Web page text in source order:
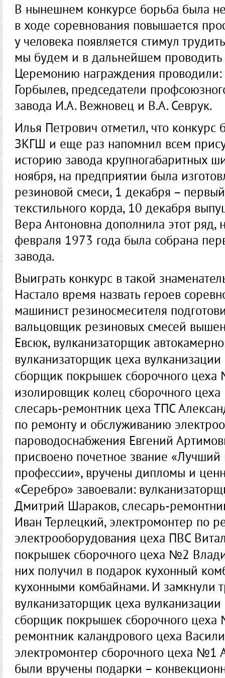
В нынешнем конкурсе борьба была
в ходе соревнования повышается
у человека появляется стимул
мы будем и в дальнейшем проводить
Церемонию награждения
Горбылев, председатели
завода И.А. Вежновец и В.А. Севрук.
Илья Петрович отметил, что
ЗКГШ и еще раз напомнил всем
историю завода крупногабаритных
ноября, на предприятии была
резиновой смеси, 1 декабря –
текстильного корда, 10 декабря
Вера Антоновна дополнила этот ряд,
февраля 1973 года была собрана
завода.
Выиграть конкурс в такой
Настало время назвать героев
машинист резиносмесителя
вальцовщик резиновых смесей
Евсюк, вулканизаторщик
вулканизаторщик цеха
сборщик покрышек сборочного
изолировщик колец сборочного
слесарь-ремонтник цеха ТПС
по ремонту и обслуживанию
пароводоснабжения Евгений
присвоено почетное звание
профессии», вручены дипломы и
«Серебро» завоевали:
Дмитрий Шараков, слесарь-
Иван Терлецкий, электромонтер по
электрооборудования цеха ПВС
покрышек сборочного цеха №2
них получил в подарок кухонный
кухонными комбайнами. И замкнули
вулканизаторщик цеха
сборщик покрышек сборочного
ремонтник каландрового цеха
электромонтер сборочного цеха №1
были вручены подарки –